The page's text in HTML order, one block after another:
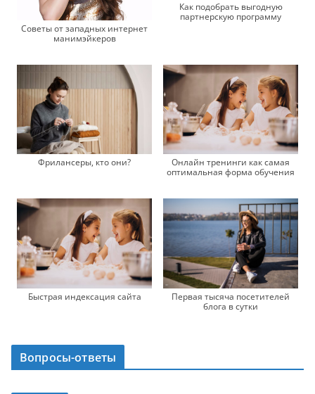
Советы от западных интернет
манимэйкеров
Как подобрать выгодную
партнерскую программу
Фрилансеры, кто они?
Онлайн тренинги как самая
оптимальная форма обучения
Быстрая индексация сайта
Первая тысяча посетителей
блога в сутки
Вопросы-ответы